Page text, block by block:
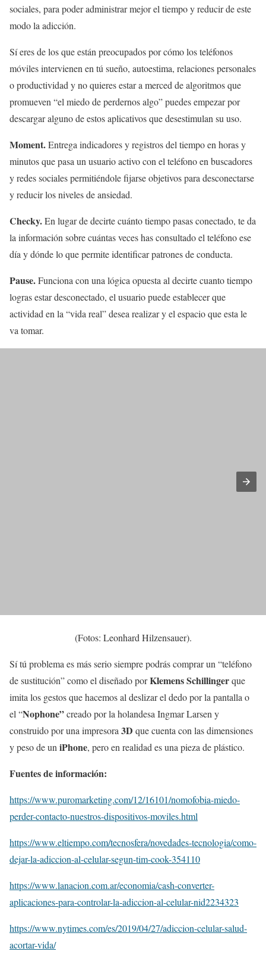
sociales, para poder administrar mejor el tiempo y reducir de este
modo la adicción.
Sí eres de los que están preocupados por cómo los teléfonos
móviles intervienen en tú sueño, autoestima, relaciones personales
o productividad y no quieres estar a merced de algoritmos que
promueven “el miedo de perdernos algo” puedes empezar por
descargar alguno de estos aplicativos que desestimulan su uso.
Moment.Entrega indicadores y registros del tiempo en horas y
minutos que pasa un usuario activo con el teléfono en buscadores
y redes sociales permitiéndole fijarse objetivos para desconectarse
y reducir los niveles de ansiedad.
Checky.En lugar de decirte cuánto tiempo pasas conectado, te da
la información sobre cuántas veces has consultado el teléfono ese
día y dónde lo que permite identificar patrones de conducta.
Pause.Funciona con una lógica opuesta al decirte cuanto tiempo
logras estar desconectado, el usuario puede establecer que
actividad en la “vida real” desea realizar y el espacio que esta le
va tomar.
(Fotos: Leonhard Hilzensauer).
Sí tú problema es más serio siempre podrás comprar un “teléfono
de sustitución” como el diseñado porKlemens Schillingerque
imita los gestos que hacemos al deslizar el dedo por la pantalla o
el “Nophone”creado por la holandesa Ingmar Larsen y
construido por una impresora 3D que cuenta con las dimensiones
y peso de un iPhone, pero en realidad es una pieza de plástico.
Fuentes de información:
https://www.puromarketing.com/12/16101/nomofobia-miedo-
perder-contacto-nuestros-dispositivos-moviles.html
https://www.eltiempo.com/tecnosfera/novedades-tecnologia/como-
dejar-la-adiccion-al-celular-segun-tim-cook-354110
https://www.lanacion.com.ar/economia/cash-converter-
aplicaciones-para-controlar-la-adiccion-al-celular-nid2234323
https://www.nytimes.com/es/2019/04/27/adiccion-celular-salud-
acortar-vida/